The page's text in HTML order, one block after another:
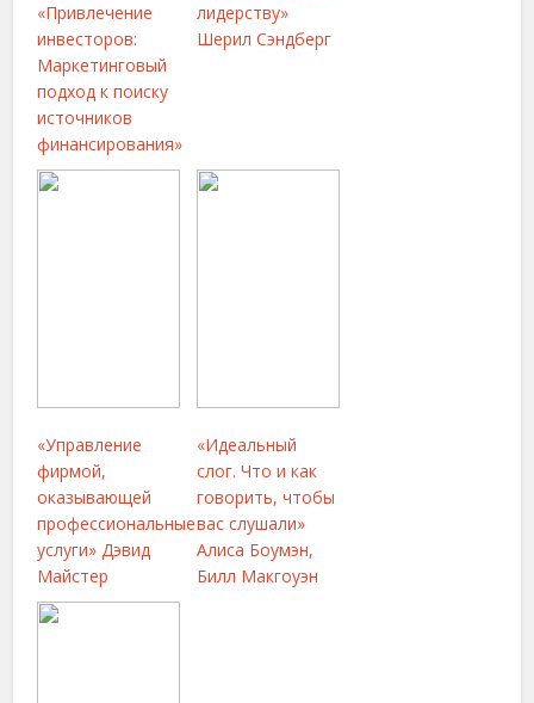
«Привлечение
инвесторов:
Маркетинговый
подход к поиску
источников
финансирования»
лидерству»
Шерил Сэндберг
«Управление
фирмой,
оказывающей
профессиональные
услуги» Дэвид
Майстер
«Идеальный
слог. Что и как
говорить, чтобы
вас слушали»
Алиса Боумэн,
Билл Макгоуэн